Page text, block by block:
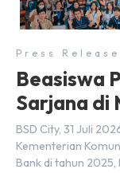
dan Kosuke
Press
Beasiswa
Sarjana di
BSD City
BSD City, 31 Juli
Kementerian
Bank di tahun